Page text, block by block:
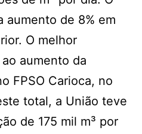
aumento de 8% em
O melhor
aumento da
FPSO Carioca, no
total, a União teve
de 175 mil m³ por